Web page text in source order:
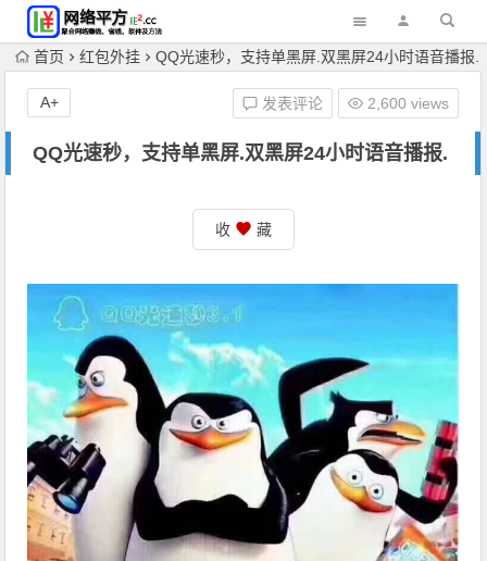
首页 红包外挂 QQ光速秒，支持单黑屏.双黑屏24小时语音播报.
QQ光速秒，支持单黑屏.双黑屏24小时语音播报.
发表评论 2,600 views
A+
收 藏